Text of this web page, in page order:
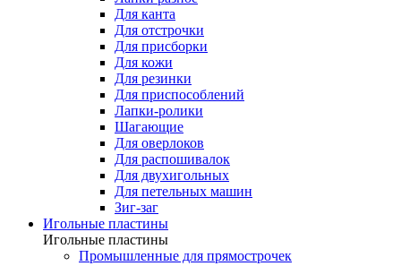
Для канта
Для отстрочки
Для присборки
Для кожи
Для резинки
Для приспособлений
Лапки-ролики
Шагающие
Для оверлоков
Для распошивалок
Для двухигольных
Для петельных машин
Зиг-заг
Игольные пластины
Игольные пластины
Промышленные для прямострочек